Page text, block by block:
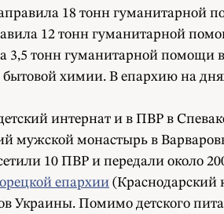
18 тонн гуманитарной
12 тонн гуманитарной
3,5 тонн гуманитарной
химии. В епархию на
интернат и в ПВР в
мужской монастырь в
10 ПВР и передали около
епархии (Краснодарский
Украины. Помимо детского